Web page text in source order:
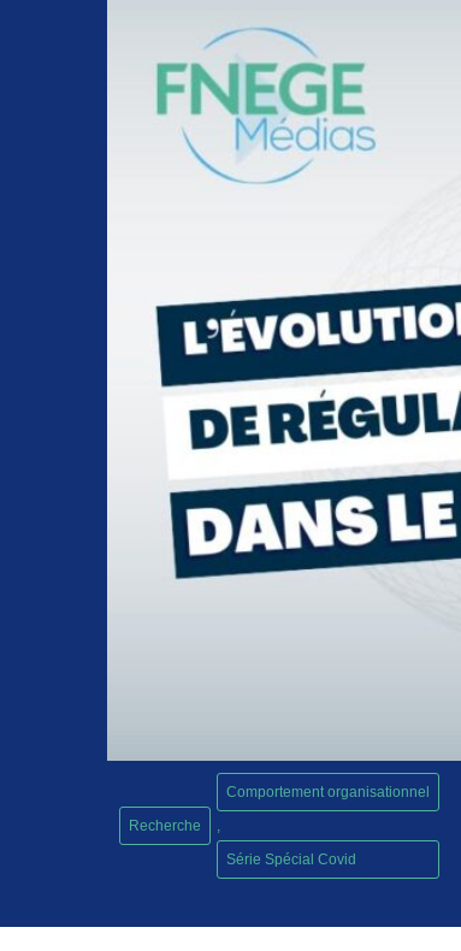
Analyse de
Recherche
Comportement organisationnel
,
Série Spécial Covid